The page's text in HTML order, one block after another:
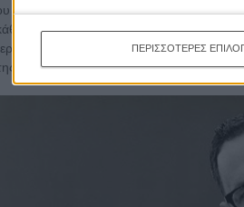
ΠΕΡΙΣΣΟΤΕΡΕΣ
έχουν διαλυθεί από έναν εμφύλιο
φορά, για έναν εκκεντρικό
στην Αμερική του σήμερα, για την ζωή
τελευταίας ταινίας του».